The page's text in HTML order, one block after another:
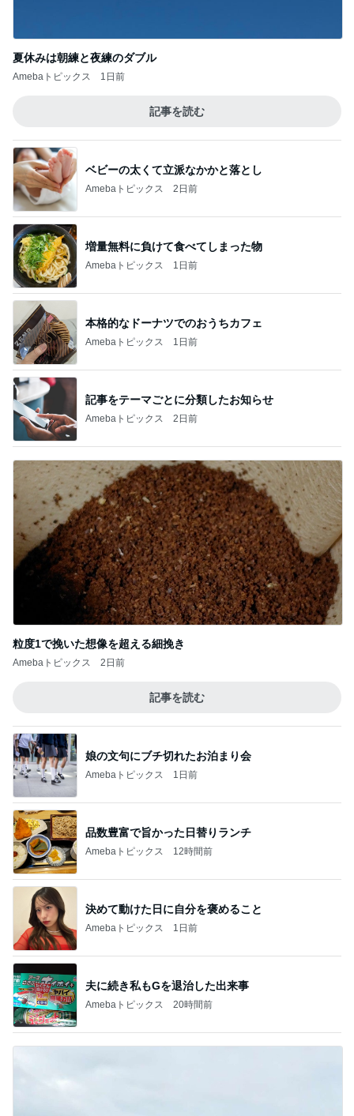
夏休みは朝練と夜練のダブル
Amebaトピックス 1日前
記事を読む
ベビーの太くて立派なかかと落とし
Amebaトピックス 2日前
増量無料に負けて食べてしまった物
Amebaトピックス 1日前
本格的なドーナツでのおうちカフェ
Amebaトピックス 1日前
記事をテーマごとに分類したお知らせ
Amebaトピックス 2日前
粒度1で挽いた想像を超える細挽き
Amebaトピックス 2日前
記事を読む
娘の文句にブチ切れたお泊まり会
Amebaトピックス 1日前
品数豊富で旨かった日替りランチ
Amebaトピックス 12時間前
決めて動けた日に自分を褒めること
Amebaトピックス 1日前
夫に続き私もGを退治した出来事
Amebaトピックス 20時間前